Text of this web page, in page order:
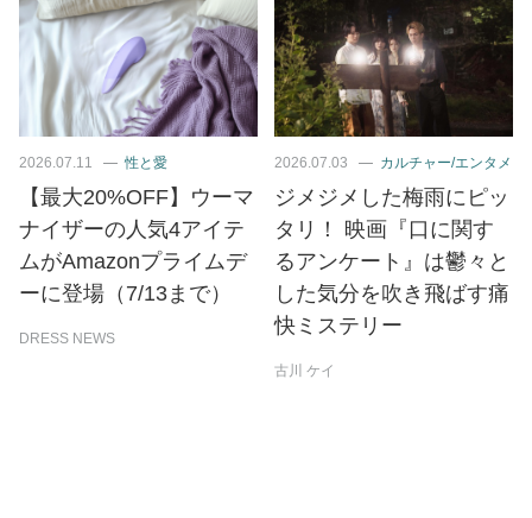
2026.07.11 性と愛
【最大20%OFF】ウーマ
ナイザーの人気4アイテ
ムがAmazonプライムデ
ーに登場（7/13まで）
DRESS NEWS
2026.07.03 カルチャー/エンタメ
ジメジメした梅雨にピッ
タリ！ 映画『口に関す
るアンケート』は鬱々と
した気分を吹き飛ばす痛
快ミステリー
古川 ケイ